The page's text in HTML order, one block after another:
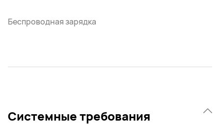
Беспроводная зарядка
Системные требования